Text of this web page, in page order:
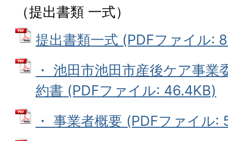
（提出書類 一式）
提出書類一式 (PDFファイル:
・ 池田市池田市産後ケア事業
約書 (PDFファイル: 46.4KB)
・ 事業者概要 (PDFファイル: